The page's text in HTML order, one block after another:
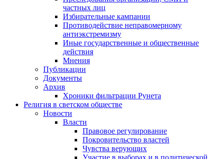
частных лиц
Избирательные кампании
Противодействие неправомерному
антиэкстремизму
Иные государственные и общественные
действия
Мнения
Публикации
Документы
Архив
Хроники фильтрации Рунета
Религия в светском обществе
Новости
Власти
Правовое регулирование
Покровительство властей
Чувства верующих
Участие в выборах и в политической